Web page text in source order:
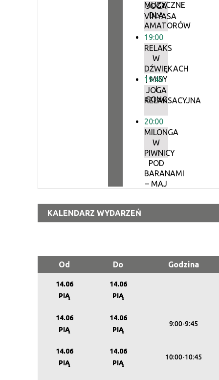
MUZYCZNE
DLA
AMATORÓW
JOGA
VINYASA
19:00
RELAKS
W
DŹWIĘKACH
| MISY
I
GONG
19:40
JOGA
RELAKSACYJNA
20:00
MILONGA
W
PIWNICY
POD
BARANAMI
– MAJ
KALENDARZ WYDARZEŃ
Od Do Godzina
14.06
PIĄ
14.06
PIĄ
14.06
PIĄ
14.06
PIĄ
9:00-9:45
14.06
PIĄ
14.06
PIĄ
10:00-10:45